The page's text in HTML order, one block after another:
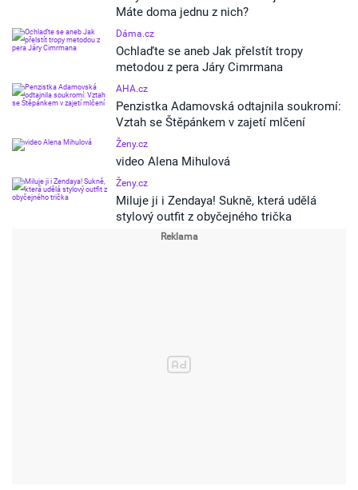
Máte doma jednu z nich?
Dáma.cz
Ochlaďte se aneb Jak přelstít tropy
metodou z pera Járy Cimrmana
AHA.cz
Penzistka Adamovská odtajnila soukromí:
Vztah se Štěpánkem v zajetí mlčení
Ženy.cz
video Alena Mihulová
Ženy.cz
Miluje ji i Zendaya! Sukně, která udělá
stylový outfit z obyčejného trička